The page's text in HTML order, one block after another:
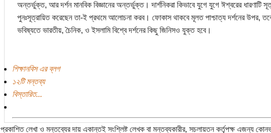
অন্তর্ভুক্ত, আর দর্শন মানবিক বিজ্ঞানের অন্তর্ভুক্ত। দার্শনিকরা কিভাবে যুগে যুগে ঈশ্বরের ধারণাটি
পুনঃসূত্রায়িত করেছেন তা-ই প্রথমে আলোচনা করব। ফোকাস থাকবে মূলত পাশ্চাত্য দর্শনের উপর,
ভবিষ্যতে ভারতীয়, চৈনিক, ও ইসলামি বিশ্বে দর্শনের কিছু জিনিসও যুক্ত হবে।
শিক্ষানবিস এর ব্লগ
১২টি মন্তব্য
বিস্তারিত...
প্রকাশিত লেখা ও মন্তব্যের দায় একান্তই সংশ্লিষ্ট লেখক বা মন্তব্যকারীর, সচলায়তন কর্তৃপক্ষ এজন্য